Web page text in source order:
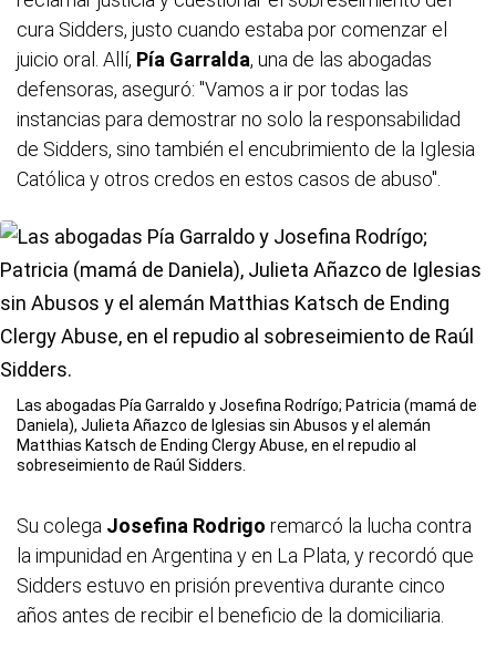
cura Sidders, justo cuando estaba por comenzar el
juicio oral. Allí, Pía Garralda, una de las abogadas
defensoras, aseguró: "Vamos a ir por todas las
instancias para demostrar no solo la responsabilidad
de Sidders, sino también el encubrimiento de la Iglesia
Católica y otros credos en estos casos de abuso".
Las abogadas Pía Garraldo y Josefina Rodrígo; Patricia (mamá de
Daniela), Julieta Añazco de Iglesias sin Abusos y el alemán
Matthias Katsch de Ending Clergy Abuse, en el repudio al
sobreseimiento de Raúl Sidders.
Su colega Josefina Rodrigo remarcó la lucha contra
la impunidad en Argentina y en La Plata, y recordó que
Sidders estuvo en prisión preventiva durante cinco
años antes de recibir el beneficio de la domiciliaria.